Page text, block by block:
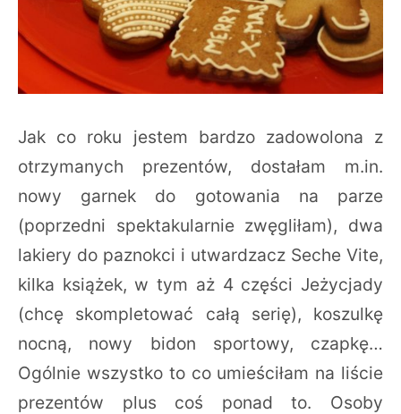
Jak co roku jestem bardzo zadowolona z
otrzymanych prezentów, dostałam m.in.
nowy garnek do gotowania na parze
(poprzedni spektakularnie zwęgliłam), dwa
lakiery do paznokci i utwardzacz Seche Vite,
kilka książek, w tym aż 4 części Jeżycjady
(chcę skompletować całą serię), koszulkę
nocną, nowy bidon sportowy, czapkę…
Ogólnie wszystko to co umieściłam na liście
prezentów plus coś ponad to. Osoby